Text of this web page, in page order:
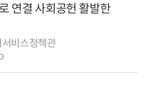
연결 사회공헌 활발한
비스정책관